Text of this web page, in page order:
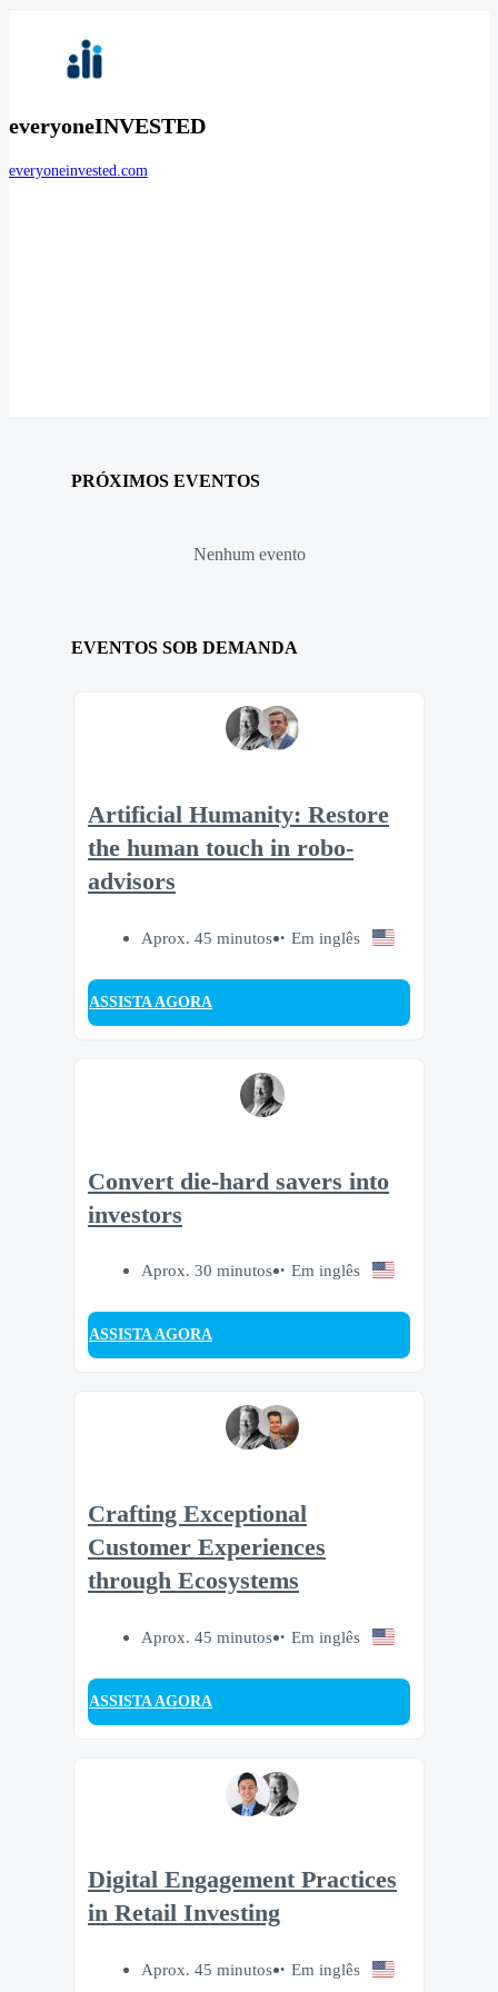
everyoneINVESTED
everyoneinvested.com
PRÓXIMOS EVENTOS
Nenhum evento
EVENTOS SOB DEMANDA
Artificial Humanity: Restore
the human touch in robo-
advisors
Aprox. 45 minutos Em inglês
ASSISTA AGORA
Convert die-hard savers into
investors
Aprox. 30 minutos Em inglês
ASSISTA AGORA
Crafting Exceptional
Customer Experiences
through Ecosystems
Aprox. 45 minutos Em inglês
ASSISTA AGORA
Digital Engagement Practices
in Retail Investing
Aprox. 45 minutos Em inglês